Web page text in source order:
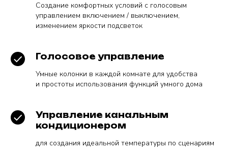
Создание комфортных условий с голосовым
управлением включением / выключением,
изменением яркости подсветок
Голосовое управление
Умные колонки в каждой комнате для удобства
и простоты использования функций умного дома
Управление канальным
кондиционером
для создания идеальной температуры по сценариям